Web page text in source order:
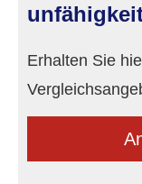
Erhalten Sie